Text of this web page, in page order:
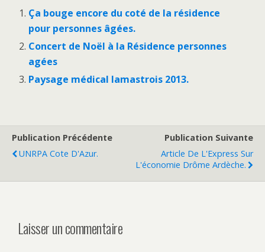
Ça bouge encore du coté de la résidence
pour personnes âgées.
Concert de Noël à la Résidence personnes
agées
Paysage médical lamastrois 2013.
Publication Précédente
UNRPA Cote D'Azur.
Publication Suivante
Article De L'Express Sur
L'économie Drôme Ardèche.
Laisser un commentaire